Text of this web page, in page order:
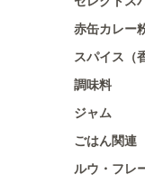
赤缶カレー
スパイス（
調味料
ジャム
ごはん関連
ルウ・フレ